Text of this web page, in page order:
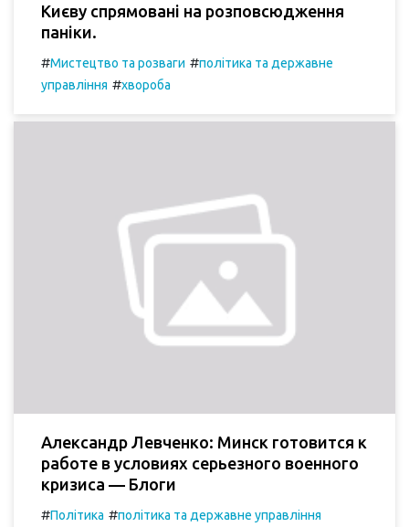
Києву спрямовані на розповсюдження
паніки.
#Мистецтво та розваги #політика та державне
управління #хвороба
Александр Левченко: Минск готовится к
работе в условиях серьезного военного
кризиса — Блоги
#Політика #політика та державне управління